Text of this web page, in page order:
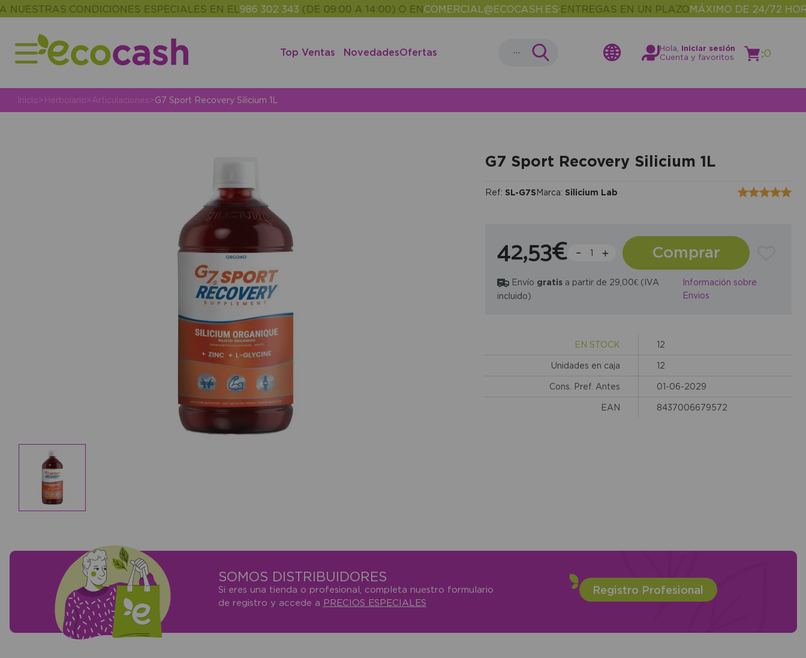
CONDICIONES ESPECIALES EN EL 986 302 343 (DE 09:00 A 14:00) O ENCOMERCIAL@ECOCASH.ES •ENTREGAS EN UN PLAZOMÁXIMO DE 24/72 HORAS •
Top Ventas NovedadesOfertas ... Hola,
Iniciar sesión
Cuenta y favoritos
:0
Inicio> Herbolario> Articulaciones> G7 Sport Recovery Silicium 1L
G7 Sport Recovery Silicium 1L
Ref: SL-G7S Marca: Silicium Lab
42,53€ Comprar
Envío gratisa partir de 29,00€ (IVA
incluido)
Información sobre
Envios
EN STOCK 12
Unidades en caja 12
Cons. Pref. Antes 01-06-2029
EAN 8437006679572
SOMOS DISTRIBUIDORES
Si eres una tienda o profesional, completa nuestro formulario
de registro y accede a PRECIOS ESPECIALES
Registro Profesional